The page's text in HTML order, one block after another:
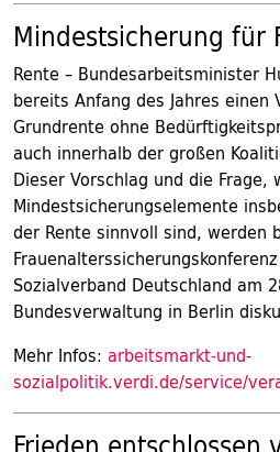
Mindestsicherung für
Rente – Bundesarbeitsminister
bereits Anfang des Jahres einen
Grundrente ohne
auch innerhalb der großen
Dieser Vorschlag und die Frage,
Mindestsicherungselemente
der Rente sinnvoll sind, werden
Sozialverband Deutschland am
Bundesverwaltung in Berlin
Mehr Infos: arbeitsmarkt-und-
sozialpolitik.verdi.de/service/